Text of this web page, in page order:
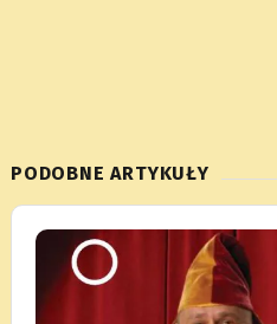
PODOBNE ARTYKUŁY